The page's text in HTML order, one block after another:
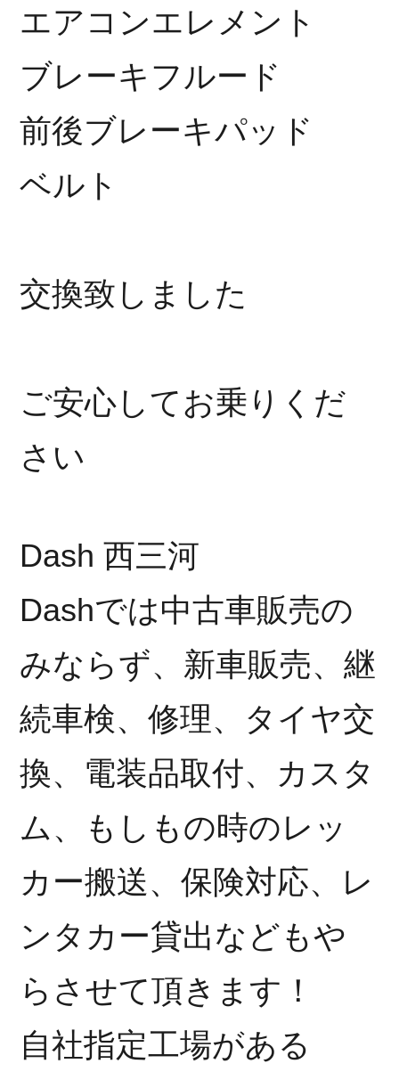
エアコンエレメント
ブレーキフルード
前後ブレーキパッド
ベルト
交換致しました
ご安心してお乗りくだ
さい
Dash 西三河
Dashでは中古車販売の
みならず、新車販売、継
続車検、修理、タイヤ交
換、電装品取付、カスタ
ム、もしもの時のレッ
カー搬送、保険対応、レ
ンタカー貸出などもや
らさせて頂きます！
自社指定工場がある